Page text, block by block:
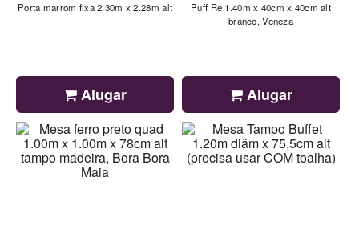
Porta marrom fixa 2.30m x 2.28m alt
Alugar
Puff Re 1.40m x 40cm x 40cm alt
branco, Veneza
Alugar